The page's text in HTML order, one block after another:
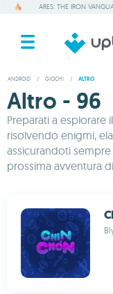
ARES: THE IRON
ANDROID / GIOCHI / ALTRO
Altro - 96
Preparati a
risolvendo enigmi,
assicurandoti
prossima avventura